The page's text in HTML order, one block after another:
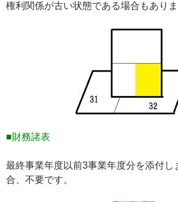
権利関係が古い状態である場合もありま
■財務諸表
最終事業年度以前3事業年度分を添付し
合、不要です。